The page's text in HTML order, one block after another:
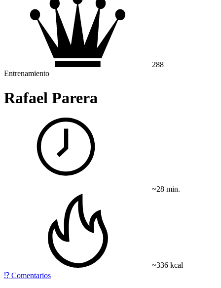
288
Entrenamiento
Rafael Parera
~28 min.
~336 kcal
⁉️ Comentarios